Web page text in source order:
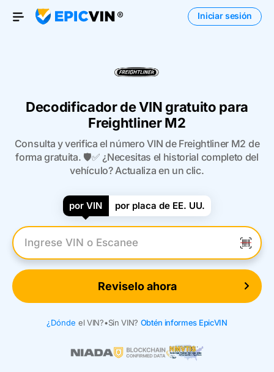
Open Menu
Iniciar sesión
Decodificador de VIN gratuito para
Freightliner M2
Consulta y verifica el número VIN de Freightliner M2 de
forma gratuita. 🛡️✅ ¿Necesitas el historial completo del
vehículo? Actualiza en un clic.
por VIN por placa de EE. UU.
Introduzca el VIN
Reviselo ahora
¿Dónde el VIN?•Sin VIN? Obtén informes EpicVIN